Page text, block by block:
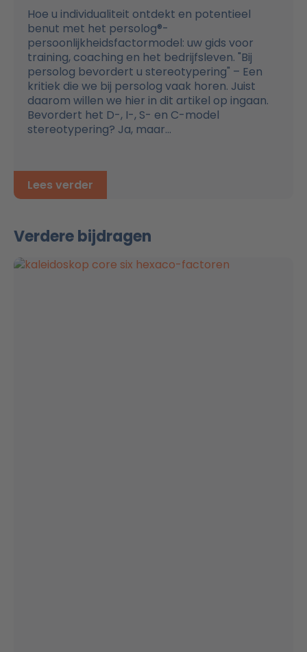
Hoe u individualiteit ontdekt en potentieel
benut met het persolog®-
persoonlijkheidsfactormodel: uw gids voor
training, coaching en het bedrijfsleven. "Bij
persolog bevordert u stereotypering" – Een
kritiek die we bij persolog vaak horen. Juist
daarom willen we hier in dit artikel op ingaan.
Bevordert het D-, I-, S- en C-model
stereotypering? Ja, maar...
Lees verder
Verdere bijdragen